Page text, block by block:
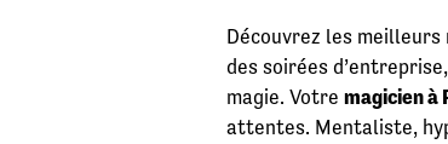
Découvrez les meilleurs
des soirées
magie. Votre magicien à
attentes. Mentaliste,